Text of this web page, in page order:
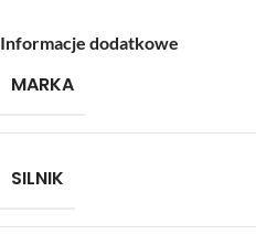
Informacje dodatkowe
MARKA
SILNIK